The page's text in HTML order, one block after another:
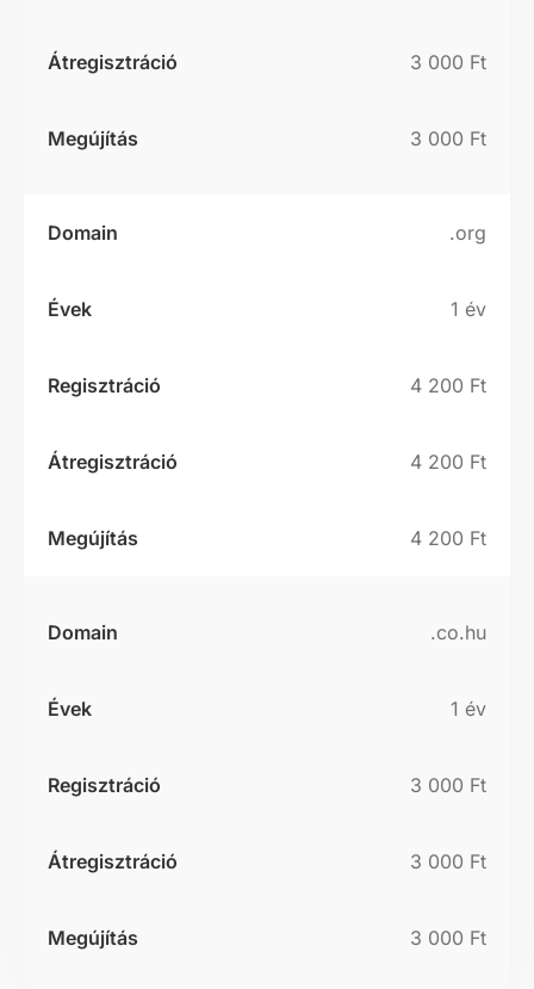
3 000 Ft
3 000 Ft
.org
1 év
4 200 Ft
4 200 Ft
4 200 Ft
.co.hu
1 év
3 000 Ft
3 000 Ft
3 000 Ft